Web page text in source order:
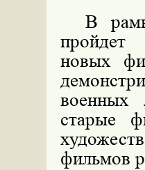
В
пройдет
новых
военных
старые
фильмов